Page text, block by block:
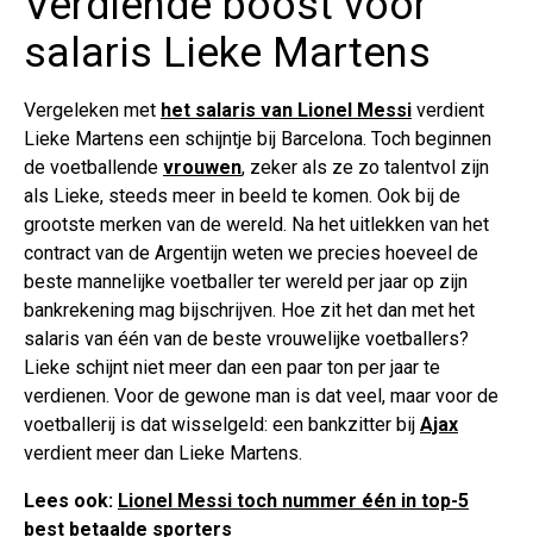
salaris Lieke Martens
Vergeleken met het salaris van Lionel Messi verdient
Lieke Martens een schijntje bij Barcelona. Toch beginnen
de voetballende vrouwen, zeker als ze zo talentvol zijn
als Lieke, steeds meer in beeld te komen. Ook bij de
grootste merken van de wereld. Na het uitlekken van het
contract van de Argentijn weten we precies hoeveel de
beste mannelijke voetballer ter wereld per jaar op zijn
bankrekening mag bijschrijven. Hoe zit het dan met het
salaris van één van de beste vrouwelijke voetballers?
Lieke schijnt niet meer dan een paar ton per jaar te
verdienen. Voor de gewone man is dat veel, maar voor de
voetballerij is dat wisselgeld: een bankzitter bij Ajax
verdient meer dan Lieke Martens.
Lees ook: Lionel Messi toch nummer één in top-5
best betaalde sporters